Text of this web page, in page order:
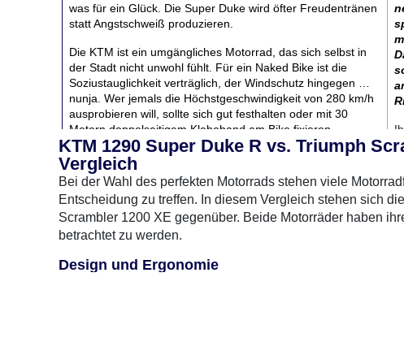
was für ein Glück. Die Super Duke wird öfter Freudentränen
statt Angstschweiß produzieren.
Die KTM ist ein umgängliches Motorrad, das sich selbst in
der Stadt nicht unwohl fühlt. Für ein Naked Bike ist die
Soziustauglichkeit verträglich, der Windschutz hingegen …
nunja. Wer jemals die Höchstgeschwindigkeit von 280 km/h
ausprobieren will, sollte sich gut festhalten oder mit 30
Metern doppelseitigem Klebeband am Bike fixieren.
Ansonsten: Daumen hoch!
Das Test-Bike wurde uns vonMotorrad-Ruserzur Verfügung
gestellt.
KTM 1290 Super Duke R vs. Triumph
Vergleich
Bei der Wahl des perfekten Motorrads stehen viele
Entscheidung zu treffen. In diesem Vergleich stehen sich
Scrambler 1200 XE gegenüber. Beide Motorräder haben
betrachtet zu werden.
Design und Ergonomie